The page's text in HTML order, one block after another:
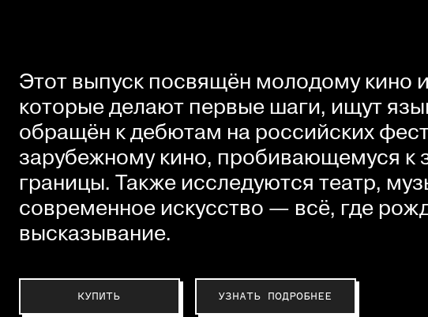
Этот выпуск посвящён молодому кино
которые делают первые шаги, ищут
обращён к дебютам на российских
зарубежному кино, пробивающемуся к
границы. Также исследуются театр,
современное искусство — всё, где
высказывание.
КУПИТЬ УЗНАТЬ ПОДРОБНЕЕ